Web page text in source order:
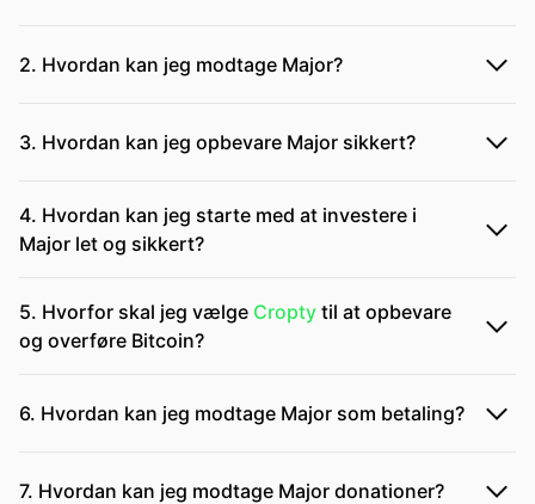
2. Hvordan kan jeg modtage Major?
3. Hvordan kan jeg opbevare Major sikkert?
4. Hvordan kan jeg starte med at investere i
Major let og sikkert?
5. Hvorfor skal jeg vælge Cropty til at opbevare
og overføre Bitcoin?
6. Hvordan kan jeg modtage Major som betaling?
7. Hvordan kan jeg modtage Major donationer?